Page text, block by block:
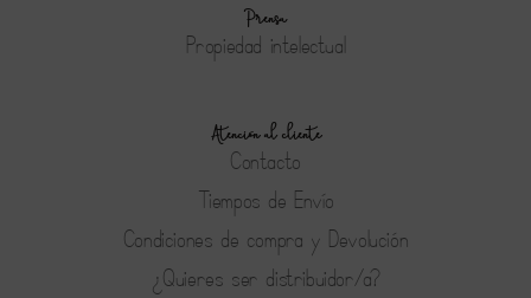
Prensa
Propiedad intelectual
Atención al cliente
Contacto
Tiempos de Envío
Condiciones de compra y Devolución
¿Quieres ser distribuidor/a?